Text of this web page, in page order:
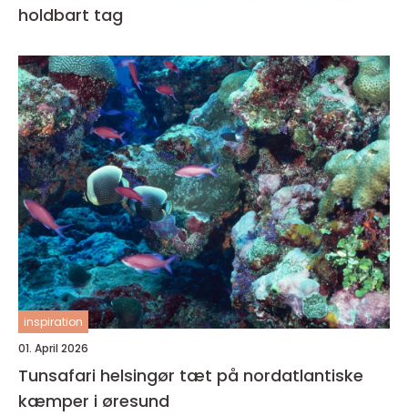
holdbart tag
inspiration
01. April 2026
Tunsafari helsingør tæt på nordatlantiske
kæmper i øresund